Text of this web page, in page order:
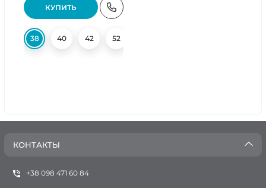
КУПИТЬ
38 40 42 52
КОНТАКТЫ
+38 098 471 60 84